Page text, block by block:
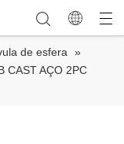
de esfera
»
CAST AÇO 2PC